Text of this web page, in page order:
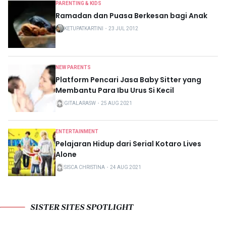
PARENTING & KIDS
Ramadan dan Puasa Berkesan bagi Anak
KETUPATKARTINI ・ 23 JUL 2012
NEW PARENTS
Platform Pencari Jasa Baby Sitter yang
Membantu Para Ibu Urus Si Kecil
GITALARASW ・ 25 AUG 2021
ENTERTAINMENT
Pelajaran Hidup dari Serial Kotaro Lives
Alone
SISCA CHRISTINA ・ 24 AUG 2021
SISTER SITES SPOTLIGHT